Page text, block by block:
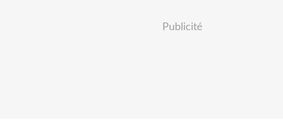
Publicité